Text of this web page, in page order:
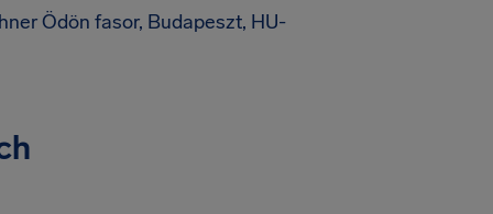
Ödön fasor, Budapeszt, HU-